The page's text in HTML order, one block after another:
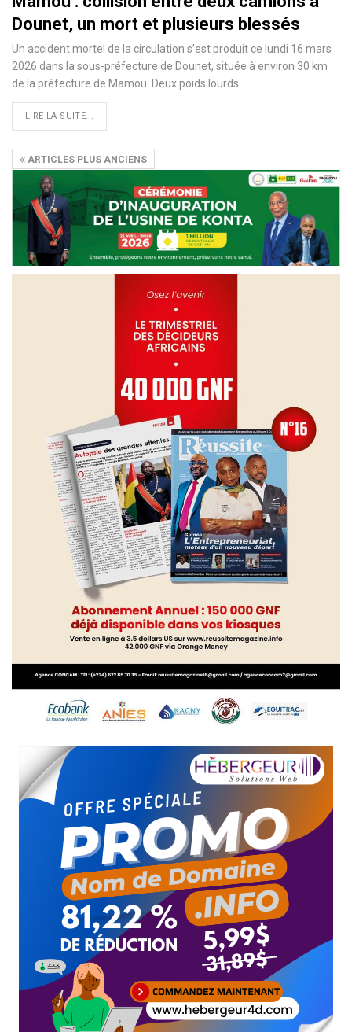
Dounet, un mort et plusieurs blessés
Un accident mortel de la circulation s’est produit ce lundi 16 mars
2026 dans la sous-préfecture de Dounet, située à environ 30 km
de la préfecture de Mamou. Deux poids lourds…
LIRE LA SUITE...
ARTICLES PLUS ANCIENS